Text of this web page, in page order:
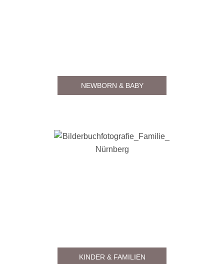
NEWBORN & BABY
KINDER & FAMILIEN